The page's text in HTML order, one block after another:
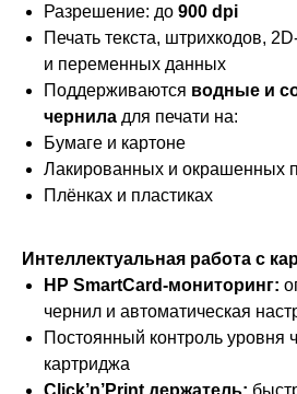
Разрешение: до 900 dpi
Печать текста, штрихкодов,
и переменных данных
Поддерживаются водные и
чернила для печати на:
Бумаге и картоне
Лакированных и окрашенных
Плёнках и пластиках
Интеллектуальная работа с
HP SmartCard-мониторинг:
чернил и автоматическая
Постоянный контроль уровня
картриджа
Click’n’Print держатель: